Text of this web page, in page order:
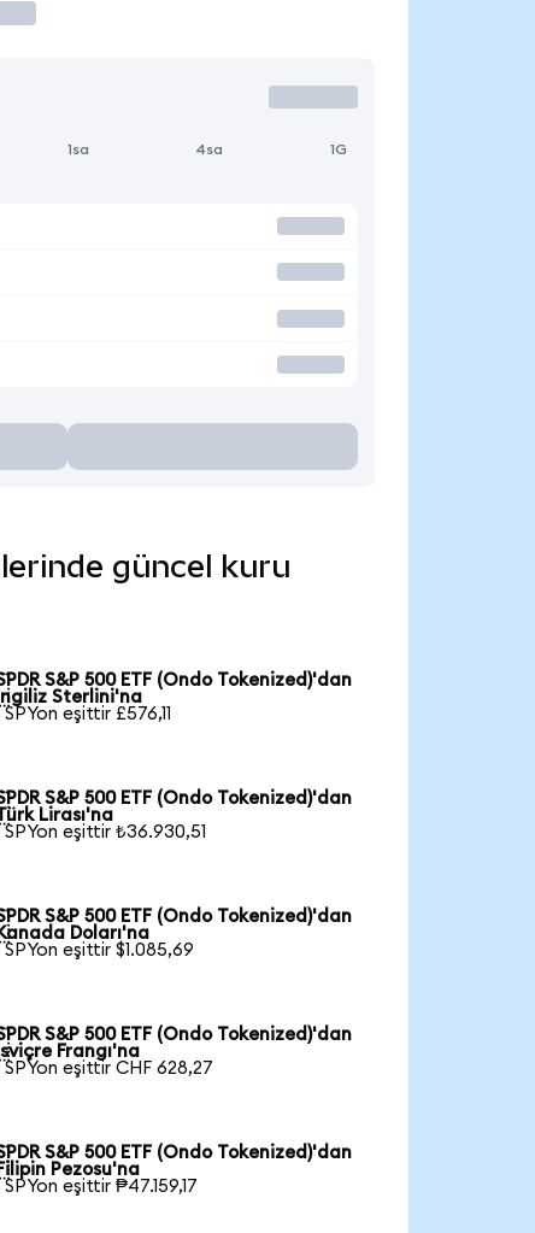
1sa 4sa 1G
güncel kuru
S&P 500 ETF (Ondo Tokenized)'dan
Sterlini'na
SPYon eşittir £576,11
S&P 500 ETF (Ondo Tokenized)'dan
Lirası'na
SPYon eşittir ₺36.930,51
S&P 500 ETF (Ondo Tokenized)'dan
Doları'na
SPYon eşittir $1.085,69
S&P 500 ETF (Ondo Tokenized)'dan
İsviçre Frangı'na
SPYon eşittir CHF 628,27
S&P 500 ETF (Ondo Tokenized)'dan
Filipin Pezosu'na
SPYon eşittir ₱47.159,17